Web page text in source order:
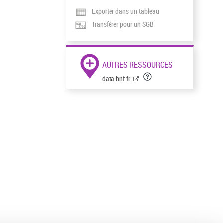
Exporter dans un tableau
Transférer pour un SGB
AUTRES RESSOURCES
data.bnf.fr